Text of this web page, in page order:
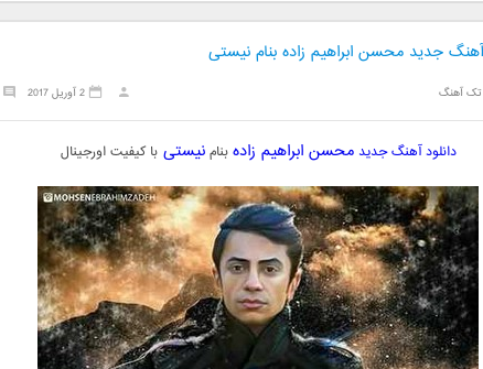
آهنگ جدید محسن ابراهیم زاده بنام نیستی
تک آهنگ 2 آوریل 2017
دانلود آهنگ جدید محسن ابراهیم زادهبنامنیستیبا کیفیت اورجینال